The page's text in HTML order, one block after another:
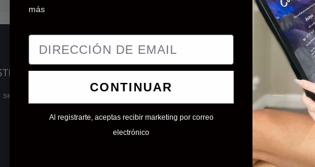
+1 (646) 9346841 (USA)
servicio de base de datos privada y no está afiliado a ninguna entidad
más
CONTINUAR
Al registrarte, aceptas recibir marketing por correo
electrónico